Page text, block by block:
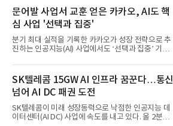
문어발 사업서 교훈 얻은 카카오, AI도 핵
심 사업 '선택과 집중'
분기 최대 실적을 기록한 카카오가 성장 전략으로 추
진하는 인공지능(AI) 사업에서도 ‘선택과 집중’ 기조
라 투자에 나서는 것과 달리, 카카오는 ‘카카오톡’이
라는 플랫폼 경쟁력을 활용한 AI 에이전트 서비스에
집중하는 전략이다. 과거 무리한 사업 확장 과정에서
겪었던 시행착오를 되풀이하지 않고 핵심 역량에 집
중하겠다는 취지로 풀이된다.7일 업계에 따르면 카카
오는 올해 2분기 연결 기준 매출 2조985억원, 영업이
익 2770억원을 기록했다. 전년 동기 대비 매출과 영업
SK텔레콤 15GW AI 인프라 꿈꾼다…통신
넘어 AI DC 패권 도전
SK텔레콤이 미래 성장동력으로 낙점한 인공지능 데
이터센터(AI DC) 사업에 속도를 내고 있다. 올 2분기